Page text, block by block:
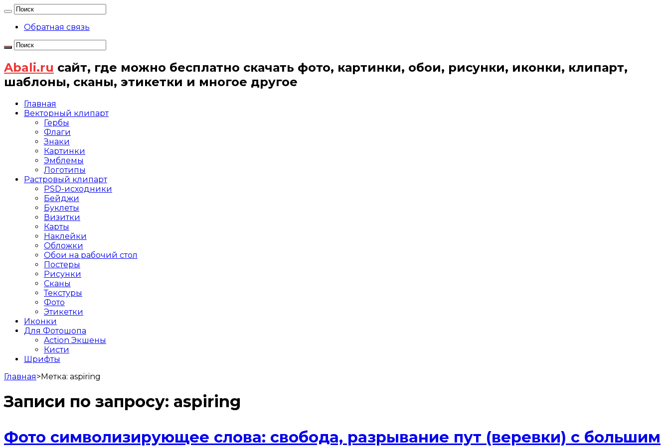
Обратная связь
Abali.ru сайт, где можно бесплатно скачать фото, картинки, обои, рисунки, иконки, клипарт,
шаблоны, сканы, этикетки и многое другое
Главная
Векторный клипарт
Гербы
Флаги
Знаки
Картинки
Эмблемы
Логотипы
Растровый клипарт
PSD-исходники
Бейджи
Буклеты
Визитки
Карты
Наклейки
Обложки
Обои на рабочий стол
Постеры
Рисунки
Сканы
Текстуры
Фото
Этикетки
Иконки
Для Фотошопа
Action Экшены
Кисти
Шрифты
Главная>Метка: aspiring
Записи по запросу: aspiring
Фото символизирующее слова: свобода, разрывание пут (веревки) с большим